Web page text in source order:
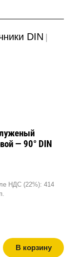
DIN
— 90° DIN
НДС (22%): 414
В корзину